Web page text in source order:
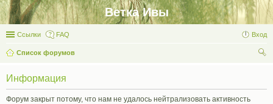
Ветка Ивы
Ссылки FAQ Вход
Список форумов
Информация
Форум закрыт потому, что нам не удалось нейтрализовать активность